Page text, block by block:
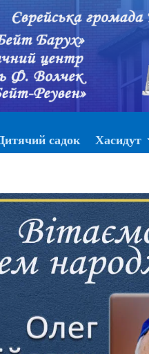
садок Хасидут